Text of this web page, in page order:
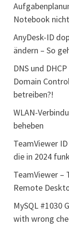
Notebook
AnyDesk-ID
ändern – So
DNS und
Domain
betreiben?!
WLAN-
beheben
TeamViewer
die in 2024
TeamViewer –
Remote
MySQL #1030
with wrong